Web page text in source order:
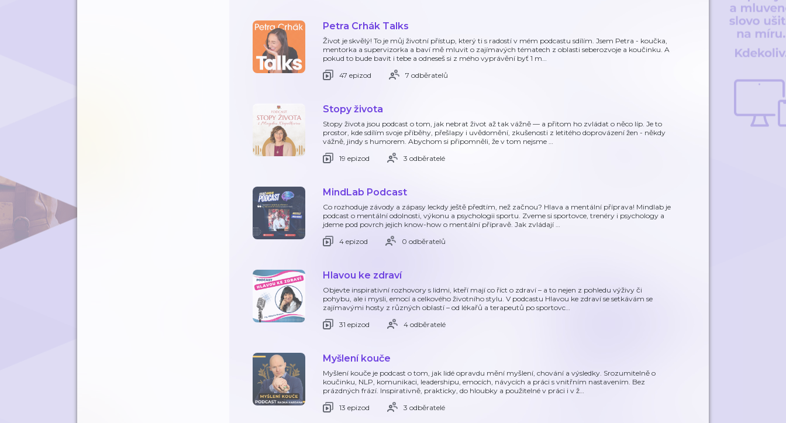
Petra Crhák Talks
Život je skvělý! To je můj životní přístup, který ti s radostí v mém podcastu sdílím. Jsem Petra - koučka,
mentorka a supervizorka a baví mě mluvit o zajímavých tématech z oblasti seberozvoje a koučinku. A
pokud to bude bavit i tebe a odneseš si z mého vyprávění byť 1 m…
47 epizod
7 odběratelů
Stopy života
Stopy života jsou podcast o tom, jak nebrat život až tak vážně — a přitom ho zvládat o něco líp. Je to
prostor, kde sdílím svoje příběhy, přešlapy i uvědomění, zkušenosti z letitého doprovázení žen - někdy
vážně, jindy s humorem. Abychom si připomněli, že v tom nejsme …
19 epizod
3 odběratelé
MindLab Podcast
Co rozhoduje závody a zápasy leckdy ještě předtím, než začnou? Hlava a mentální příprava! Mindlab je
podcast o mentální odolnosti, výkonu a psychologii sportu. Zveme si sportovce, trenéry i psychology a
jdeme pod povrch jejich know-how o mentální přípravě. Jak zvládají …
4 epizod
0 odběratelů
Hlavou ke zdraví
Objevte inspirativní rozhovory s lidmi, kteří mají co říct o zdraví – a to nejen z pohledu výživy či
pohybu, ale i mysli, emocí a celkového životního stylu. V podcastu Hlavou ke zdraví se setkávám se
zajímavými hosty z různých oblastí – od lékařů a terapeutů po sportovc…
31 epizod
4 odběratelé
Myšlení kouče
Myšlení kouče je podcast o tom, jak lidé opravdu mění myšlení, chování a výsledky. Srozumitelně o
koučinku, NLP, komunikaci, leadershipu, emocích, návycích a práci s vnitřním nastavením. Bez
prázdných frází. Inspirativně, prakticky, do hloubky a použitelné v práci i v ž…
13 epizod
3 odběratelé